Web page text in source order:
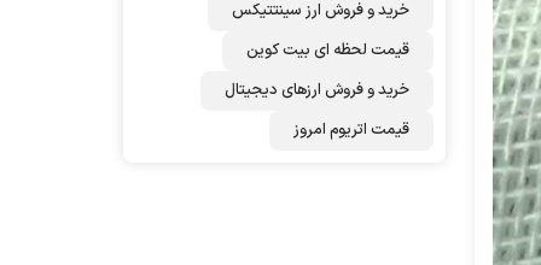
خرید و فروش ارز سینتتیکس
قیمت لحظه ای بیت کوین
خرید و فروش ارزهای دیجیتال
قیمت اتریوم امروز